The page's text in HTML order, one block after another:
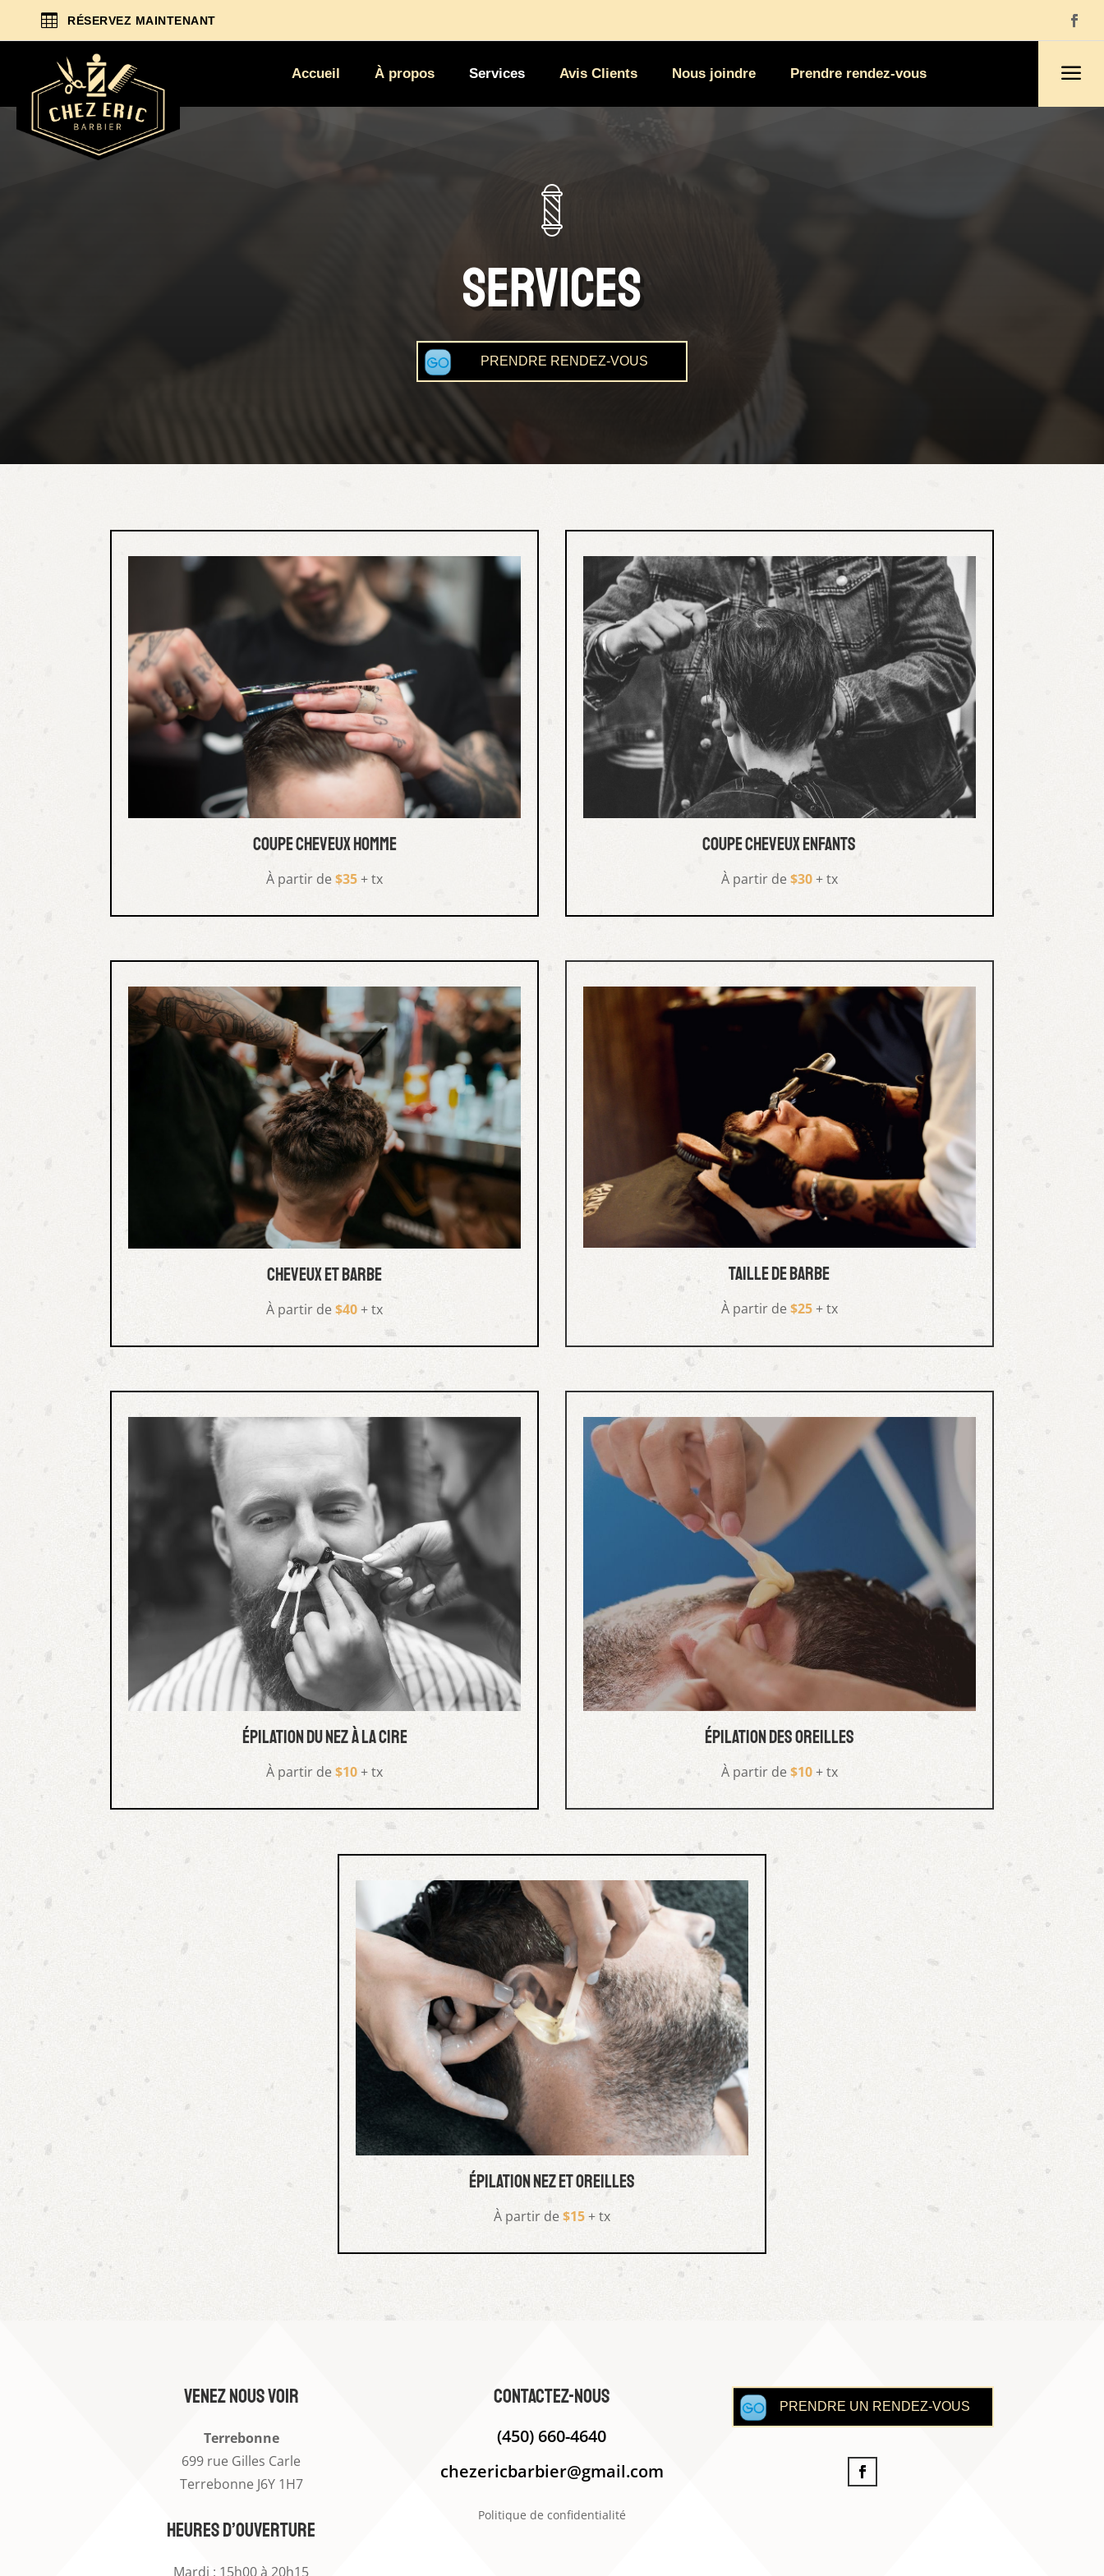
 RÉSERVEZ MAINTENANT
Accueil À propos Services Avis Clients Nous joindre Prendre rendez-vous a
Services
coupe cheveux homme
À partir de$35+ tx
coupe cheveux enfants
À partir de$30+ tx
cheveux et barbe
À partir de$40+ tx
taille de barbe
À partir de$25+ tx
épilation du nez à la cire
À partir de $10+ tx
épilation des oreilles
À partir de$10+ tx
épilation Nez et oreilles
À partir de$15+ tx
venez nous voir
Terrebonne
699 rue Gilles Carle
Terrebonne J6Y 1H7
heures d’ouverture
Mardi : 15h00 à 20h15
contactez-nous
(450) 660-4640
chezericbarbier@gmail.com
Politique de confidentialité